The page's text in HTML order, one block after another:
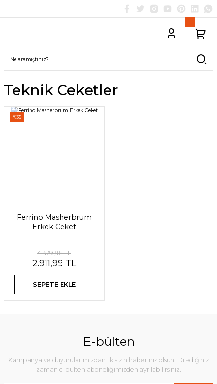
Teknik Ceketler
%35
Ferrino Masherbrum
Erkek Ceket
4.479,98 TL
2.911,99 TL
SEPETE EKLE
E-bülten
Kampanya ve duyurularımızdan ilk sizin haberiniz olsun! Dilediğiniz
zaman e-bülten aboneliğimizden ayrılabilirsiniz.